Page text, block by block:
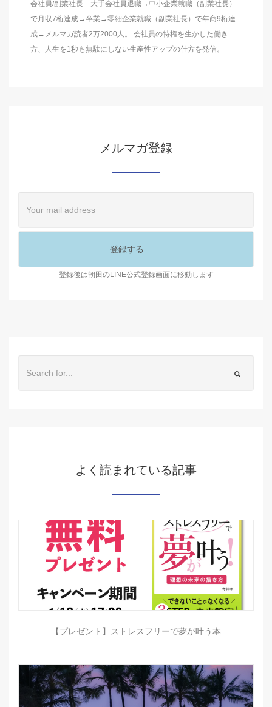
会社員/副業社長 大手会社員退職→中小企業就職（副業社長）
で月収7桁達成→卒業→零細企業就職（副業社長）で年商9桁達
成→メルマガ読者2万2000人。 会社員の特権を生かした働き
方、人生を1秒も無駄にしない生産性アップの仕方を発信。
メルマガ登録
登録後は朝田のLINE公式登録画面に移動します
よく読まれている記事
【プレゼント】ストレスフリーで夢が叶う本